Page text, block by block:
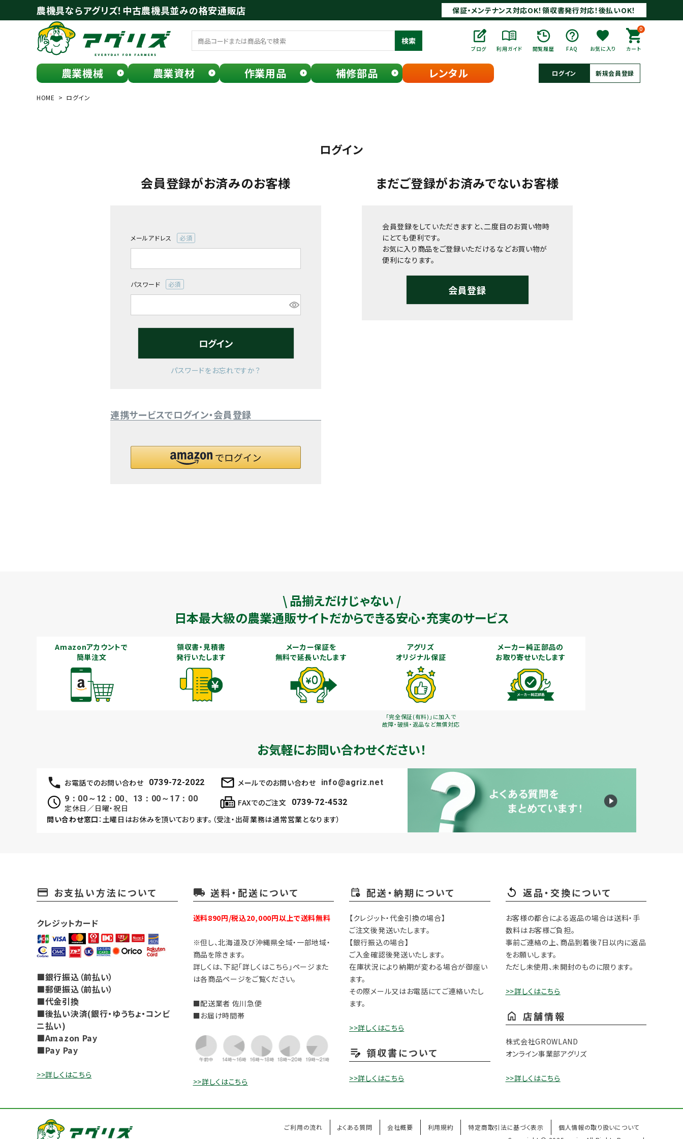
農機具ならアグリズ！中古農機具並みの格安通販店 保証・メンテナンス対応OK！領収書発行対応！後払いOK！
検索
ブログ 利用ガイド 閲覧履歴 FAQ お気に入り
0
カート
農業機械 農業資材 作業用品 補修部品 レンタル ログイン 新規会員登録
ログイン
FAQ
HOME ログイン
ログイン
会員登録がお済みのお客様
メールアドレス
(必
パスワード
(必
ログイン
パスワードをお忘れですか？
連携サービスでログイン・会員登録
まだご登録がお済みでないお客様
会員登録をしていただきますと、二度目のお買い物時
にとても便利です。
お気に入り商品をご登録いただけるなどお買い物が
便利になります。
会員登録
\ 品揃えだけじゃない /
日本最大級の農業通販サイトだからできる安心・充実のサービス
Amazonアカウントで
簡単注文
領収書・見積書
発行いたします
メーカー保証を
無料で延長いたします
アグリズ
オリジナル保証
「完全保証(有料)」に加入で
故障・破損・返品など無償対応
メーカー純正部品の
お取り寄せいたします
お気軽にお問い合わせください！
お電話でのお問い合わせ 0739-72-2022 メールでのお問い合わせ
info@agriz.net
9：00～12：00、13：00～17：00
定休日／日曜・祝日
FAXでのご注文 0739-72-4532
問い合わせ窓口 ：土曜日はお休みを頂いております。（受注・出荷業務は通常営業となります）
payment お支払い方法について
クレジットカード
■銀行振込（前払い）
■郵便振込（前払い）
■代金引換
■後払い決済(銀行・ゆうちょ・コンビ
ニ払い)
■Amazon Pay
■Pay Pay
>>詳しくはこちら
local_shipping 送料・配送について
送料890円/税込20,000円以上で送料無料
※但し、北海道及び沖縄県全域・一部地域・
商品を除きます。
詳しくは、下記「詳しくはこちら」ページまた
は各商品ページをご覧ください。
■配送業者 佐川急便
■お届け時間帯
>>詳しくはこちら
配送・納期について
【クレジット・代金引換の場合】
ご注文後発送いたします。
【銀行振込の場合】
ご入金確認後発送いたします。
在庫状況により納期が変わる場合が御座い
ます。
その際メール又はお電話にてご連絡いたし
ます。
>>詳しくはこちら
領収書について
>>詳しくはこちら
返品・交換について
お客様の都合による返品の場合は送料・手
数料はお客様ご負担。
事前ご連絡の上、商品到着後7日以内に返品
をお願いします。
ただし未使用、未開封のものに限ります。
>>詳しくはこちら
店舗情報
株式会社GROWLAND
オンライン事業部アグリズ
>>詳しくはこちら
ご利用の流れ よくある質問 会社概要 利用規約 特定商取引法に基づく表示
個人情報の取り扱いについて